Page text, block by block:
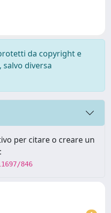
da copyright e
diversa
per citare o creare un
846